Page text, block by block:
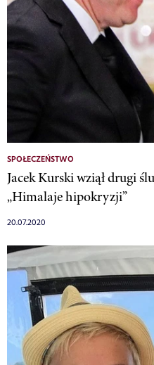
SPOŁECZEŃSTWO
Jacek Kurski wziął drugi
„Himalaje hipokryzji”
20.07.2020